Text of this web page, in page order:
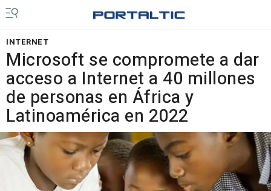
INTERNET
Microsoft se compromete a dar
acceso a Internet a 40 millones
de personas en África y
Latinoamérica en 2022